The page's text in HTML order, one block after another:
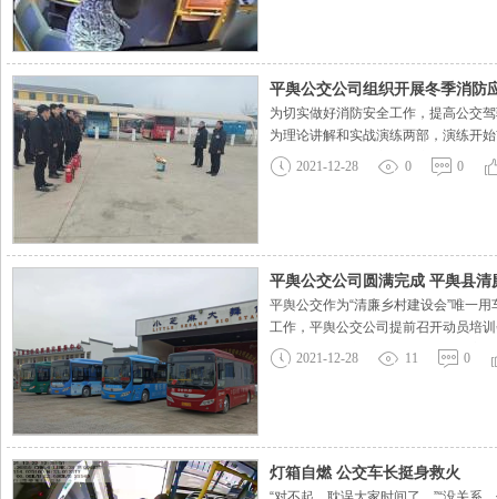
平舆公交公司组织开展冬季消防
为切实做好消防安全工作，提高公交
为理论讲解和实战演练两部，演练开
门对灭火器的使用方法及注意事项进
本次消防安全应急演练有效提高了平
2021-12-28 0 0
平舆公交公司圆满完成 平舆县
平舆公交作为“清廉乡村建设会”唯一
工作，平舆公交公司提前召开动员培
对所有会务用车进行了全面细致的安
消杀及清洁工作，对驾驶员进行严
2021-12-28 11 0
灯箱自燃 公交车长挺身救火